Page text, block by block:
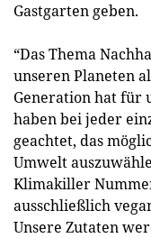
Gastgarten geben.
“Das Thema
unseren Planeten
Generation hat für
haben bei jeder
geachtet, das
Umwelt
Klimakiller
ausschließlich
Unsere Zutaten